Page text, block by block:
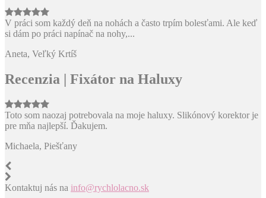
V práci som každý deň na nohách a často trpím bolesťami. Ale keď
si dám po práci napínač na nohy,...
Aneta, Veľký Krtíš
Recenzia | Fixátor na Haluxy
Toto som naozaj potrebovala na moje haluxy. Slikónový korektor je
pre mňa najlepší. Ďakujem.
Michaela, Piešťany
Kontaktuj nás na info@rychlolacno.sk